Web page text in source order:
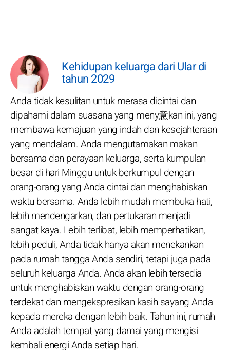
Kehidupan keluarga dari Ular di
tahun 2029
Anda tidak kesulitan untuk merasa dicintai dan
dipahami dalam suasana yang meny意kan ini, yang
membawa kemajuan yang indah dan kesejahteraan
yang mendalam. Anda mengutamakan makan
bersama dan perayaan keluarga, serta kumpulan
besar di hari Minggu untuk berkumpul dengan
orang-orang yang Anda cintai dan menghabiskan
waktu bersama. Anda lebih mudah membuka hati,
lebih mendengarkan, dan pertukaran menjadi
sangat kaya. Lebih terlibat, lebih memperhatikan,
lebih peduli, Anda tidak hanya akan menekankan
pada rumah tangga Anda sendiri, tetapi juga pada
seluruh keluarga Anda. Anda akan lebih tersedia
untuk menghabiskan waktu dengan orang-orang
terdekat dan mengekspresikan kasih sayang Anda
kepada mereka dengan lebih baik. Tahun ini, rumah
Anda adalah tempat yang damai yang mengisi
kembali energi Anda setiap hari.